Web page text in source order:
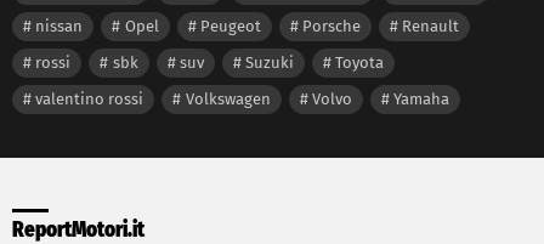
nissan
Opel Peugeot Porsche
Renault
rossi
sbk suv Suzuki
Toyota
valentino rossi
Volkswagen Volvo Yamaha
ReportMotori.it